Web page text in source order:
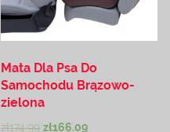
Mata Dla Psa Do
Samochodu Brązowo-
zielona
zł174.99 zł166.09